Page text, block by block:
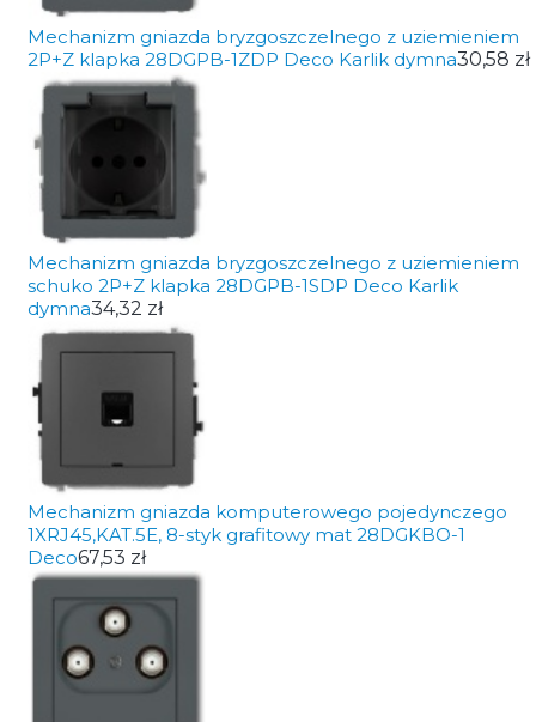
Mechanizm gniazda bryzgoszczelnego z uziemieniem
2P+Z klapka 28DGPB-1ZDP Deco Karlik dymna30,58 zł
Mechanizm gniazda bryzgoszczelnego z uziemieniem
schuko 2P+Z klapka 28DGPB-1SDP Deco Karlik
dymna34,32 zł
Mechanizm gniazda komputerowego pojedynczego
1XRJ45,KAT.5E, 8-styk grafitowy mat 28DGKBO-1
Deco67,53 zł